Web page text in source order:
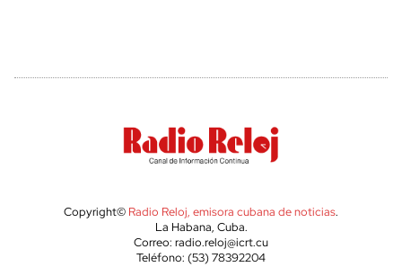
Copyright© Radio Reloj, emisora cubana de noticias.
La Habana, Cuba.
Correo: radio.reloj@icrt.cu
Teléfono: (53) 78392204